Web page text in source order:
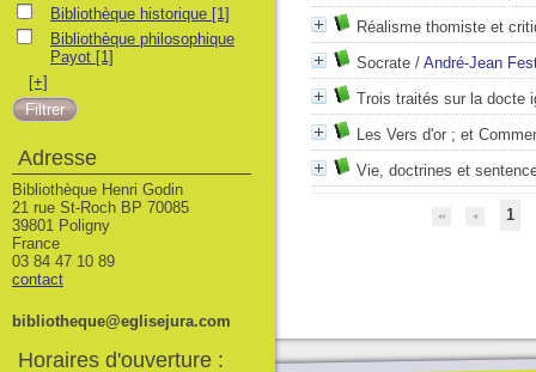
Réalisme thomiste et
Socrate / André-Jean
Trois traités sur la docte
Les Vers d'or ; et
Vie, doctrines et
1
Bibliothèque historique
Bibliothèque historique [1]
Bibliothèque philosophique Payot
Bibliothèque philosophique
Payot [1]
[+]
Adresse
Bibliothèque Henri Godin
21 rue St-Roch BP 70085
39801 Poligny
France
03 84 47 10 89
contact
bibliotheque@eglisejura.com
Horaires d'ouverture :